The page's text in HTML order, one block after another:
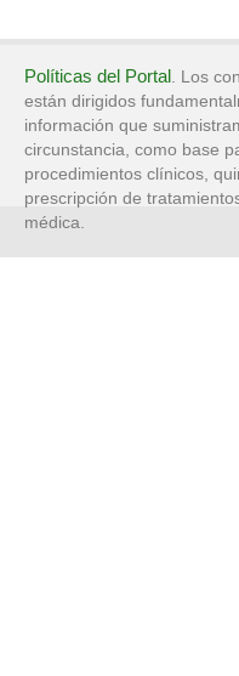
Políticas del Portal. Los
están dirigidos
información que
circunstancia, como base
procedimientos clínicos,
prescripción de
médica.